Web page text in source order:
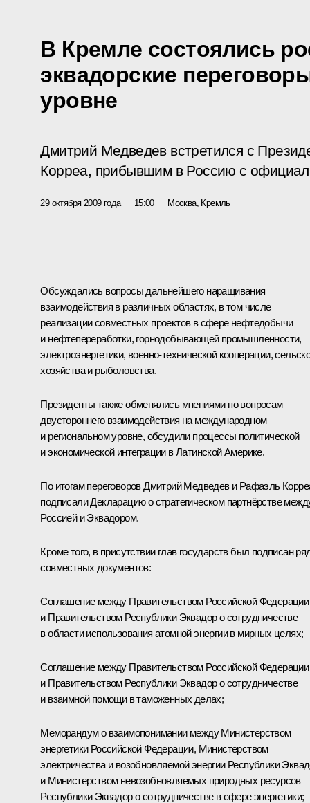
В Кремле состоялись
эквадорские
уровне
Дмитрий Медведев встретился с
Корреа, прибывшим в Россию с
29 октября 2009 года 15:00 Москва, Кремль
Обсуждались вопросы дальнейшего наращивания
взаимодействия в различных областях, в том числе
реализации совместных проектов в сфере нефтедобычи
и нефтепереработки, горнодобывающей промышленности,
электроэнергетики, военно-технической кооперации,
хозяйства и рыболовства.
Президенты также обменялись мнениями по вопросам
двустороннего взаимодействия на международном
и региональном уровне, обсудили процессы политической
и экономической интеграции в Латинской Америке.
По итогам переговоров Дмитрий Медведев и Рафаэль
подписали Декларацию о стратегическом партнёрстве
Россией и Эквадором.
Кроме того, в присутствии глав государств был подписан
совместных документов:
Соглашение между Правительством Российской Федерации
и Правительством Республики Эквадор о сотрудничестве
в области использования атомной энергии в мирных целях;
Соглашение между Правительством Российской Федерации
и Правительством Республики Эквадор о сотрудничестве
и взаимной помощи в таможенных делах;
Меморандум о взаимопонимании между Министерством
энергетики Российской Федерации, Министерством
электричества и возобновляемой энергии Республики
и Министерством невозобновляемых природных ресурсов
Республики Эквадор о сотрудничестве в сфере энергетики;